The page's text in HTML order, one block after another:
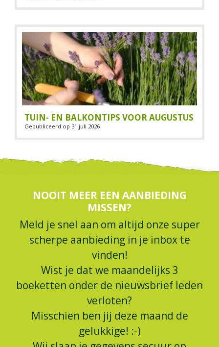
TUIN- EN BALKONTIPS VOOR AUGUSTUS
Gepubliceerd op 31 juli 2026
NOOIT MEER EEN AANBIEDING
MISSEN?
Meld je snel aan om altijd onze super
scherpe aanbieding in je inbox te
vinden!
Wist je dat we maandelijks 3
boeketten onder de nieuwsbrief leden
verloten?
Misschien ben jij deze maand de
gelukkige! :-)